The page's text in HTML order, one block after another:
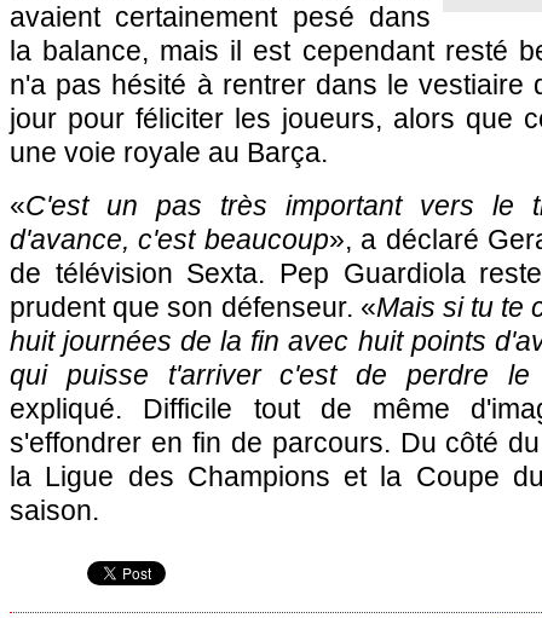
avaient certainement pesé dans
la balance, mais il est cependant resté
n'a pas hésité à rentrer dans le vestiaire
jour pour féliciter les joueurs, alors que
une voie royale au Barça.
«C'est un pas très important vers le
d'avance, c'est beaucoup», a déclaré
de télévision Sexta. Pep Guardiola
prudent que son défenseur. «Mais si tu te
huit journées de la fin avec huit points
qui puisse t'arriver c'est de perdre le
expliqué. Difficile tout de même
s'effondrer en fin de parcours. Du côté
la Ligue des Champions et la Coupe
saison.